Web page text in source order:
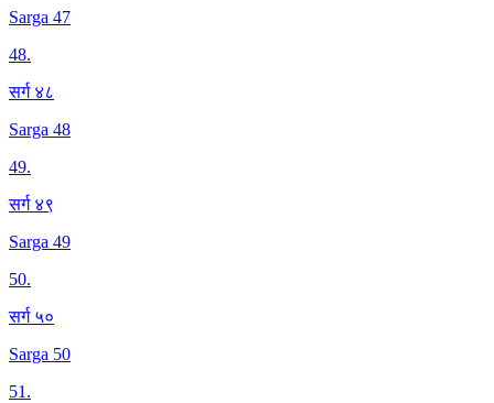
Sarga 47
48.
सर्ग ४८
Sarga 48
49.
सर्ग ४९
Sarga 49
50.
सर्ग ५०
Sarga 50
51.